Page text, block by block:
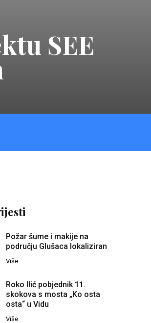
SEE
Požar šume i makije na
području Glušaca lokaliziran
Više
Roko Ilić pobjednik 11.
skokova s mosta „Ko osta
osta“ u Vidu
Više